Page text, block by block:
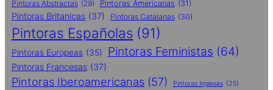
Pintoras Abstractas (29) Pintoras Americanas (31)
Pintoras Britanicas (37) Pintoras Catalanas (30)
Pintoras Españolas (91)
Pintoras Europeas (35) Pintoras Feministas (64)
Pintoras Francesas (37)
Pintoras Iberoamericanas (57) Pintoras Inglesas (25)